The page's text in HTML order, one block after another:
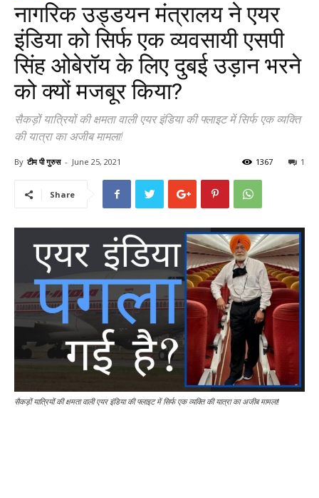
नागरिक उड्डयन मंत्रालय ने एयर
इंडिया को सिर्फ एक व्यवसायी एसपी
सिंह ओबेरॉय के लिए दुबई उड़ान भरने
को क्यों मजबूर किया?
सैकड़ों यात्रियों की क्षमता वाली एयर इंडिया की फ्लाइट में सिर्फ एक व्यक्ति
की यात्रा का अजीब मामला!
By टीम पी गुरुस - June 25, 2021 1
1367
Share
सैकड़ों यात्रियों की क्षमता वाली एयर इंडिया की फ्लाइट में सिर्फ एक व्यक्ति की यात्रा का अजीब मामला!